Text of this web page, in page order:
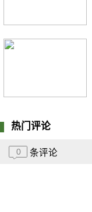
热门评论
0 条评论